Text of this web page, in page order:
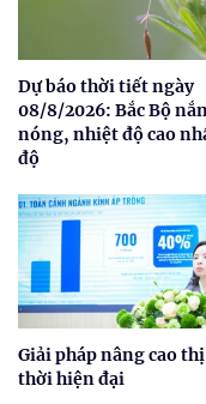
Dự báo thời tiết ngày
08/8/2026: Bắc Bộ
nóng, nhiệt độ cao
độ
Giải pháp nâng cao
thời hiện đại